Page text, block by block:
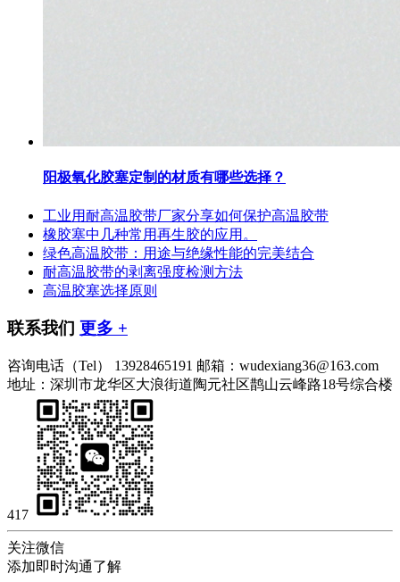
阳极氧化胶塞定制的材质有哪些选择？
工业用耐高温胶带厂家分享如何保护高温胶带
橡胶塞中几种常用再生胶的应用。
绿色高温胶带：用途与绝缘性能的完美结合
耐高温胶带的剥离强度检测方法
高温胶塞选择原则
联系我们 更多 +
咨询电话（Tel） 13928465191 邮箱：wudexiang36@163.com
地址：深圳市龙华区大浪街道陶元社区鹊山云峰路18号综合楼
417
关注微信
添加即时沟通了解